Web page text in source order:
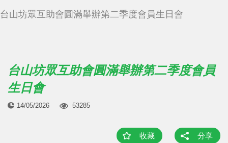
台山坊眾互助會圓滿舉辦第二季度會員生日會
台山坊眾互助會圓滿舉辦第二季度會員
生日會
14/05/2026 53285
收藏 分享